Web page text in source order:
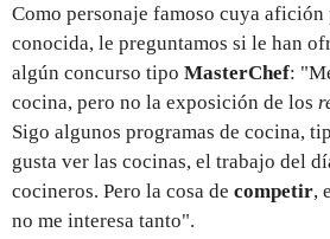
Como personaje famoso cuya afición
conocida, le preguntamos si le han
algún concurso tipo MasterChef:
cocina, pero no la exposición de los
Sigo algunos programas de cocina,
gusta ver las cocinas, el trabajo del
cocineros. Pero la cosa de competir,
no me interesa tanto".